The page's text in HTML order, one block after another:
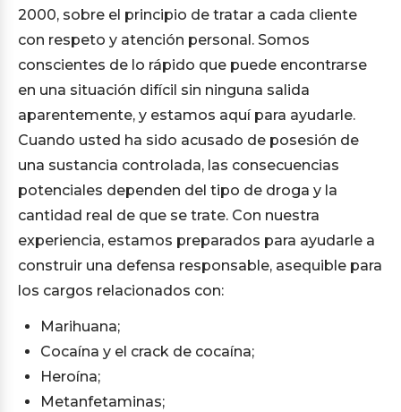
2000, sobre el principio de tratar a cada cliente
con respeto y atención personal. Somos
conscientes de lo rápido que puede encontrarse
en una situación difícil sin ninguna salida
aparentemente, y estamos aquí para ayudarle.
Cuando usted ha sido acusado de posesión de
una sustancia controlada, las consecuencias
potenciales dependen del tipo de droga y la
cantidad real de que se trate. Con nuestra
experiencia, estamos preparados para ayudarle a
construir una defensa responsable, asequible para
los cargos relacionados con:
Marihuana;
Cocaína y el crack de cocaína;
Heroína;
Metanfetaminas;